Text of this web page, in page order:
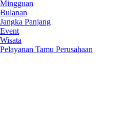
Panjang
Tamu Perusahaan